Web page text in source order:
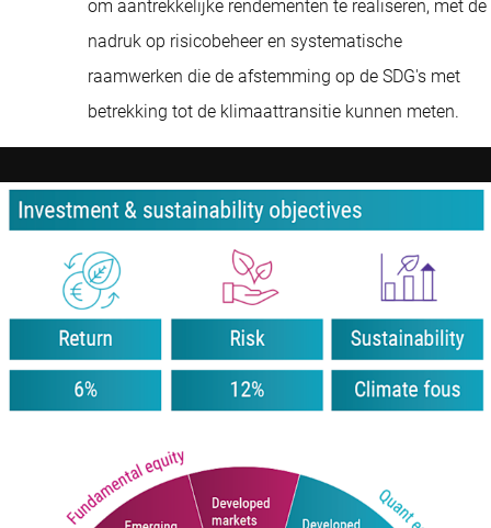
om aantrekkelijke rendementen te realiseren, met de
nadruk op risicobeheer en systematische
raamwerken die de afstemming op de SDG's met
betrekking tot de klimaattransitie kunnen meten.